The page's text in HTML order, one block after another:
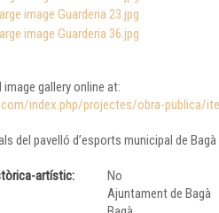
gallery online at:
index.php/projectes/obra-publica/
del pavelló d’esports municipal de
artístic:
No
Ajuntament de Bagà